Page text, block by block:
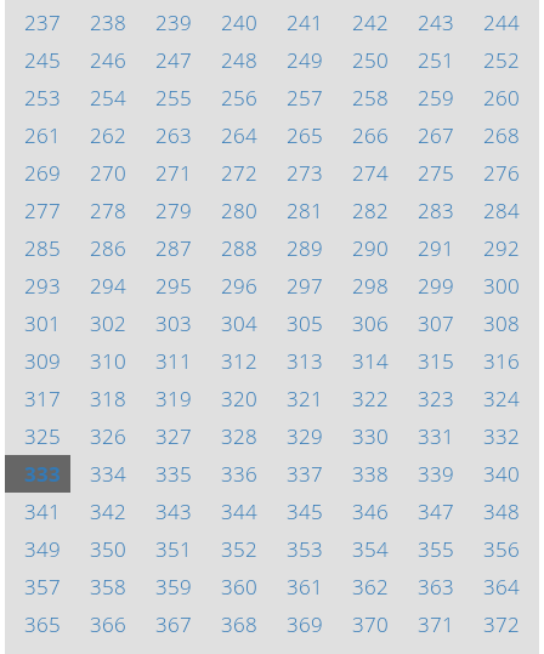
237
238 239 240 241 242 243
244
245
246 247 248 249 250 251
252
253
254 255 256 257 258 259
260
261
262 263 264 265 266 267
268
269
270 271 272 273 274 275
276
277
278 279 280 281 282 283
284
285
286 287 288 289 290 291
292
293
294 295 296 297 298 299
300
301
302 303 304 305 306 307
308
309
310 311 312 313 314 315
316
317
318 319 320 321 322 323
324
325
326 327 328 329 330 331
332
333
334 335 336 337 338 339
340
341
342 343 344 345 346 347
348
349
350 351 352 353 354 355
356
357
358 359 360 361 362 363
364
365
366 367 368 369 370 371
372